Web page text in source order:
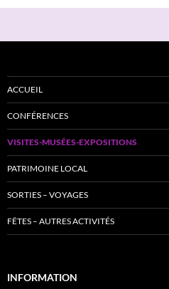
ACCUEIL
CONFÉRENCES
VISITES-MUSÉES-EXPOSITIONS
PATRIMOINE LOCAL
SORTIES – VOYAGES
FÊTES – AUTRES ACTIVITÉS
INFORMATION